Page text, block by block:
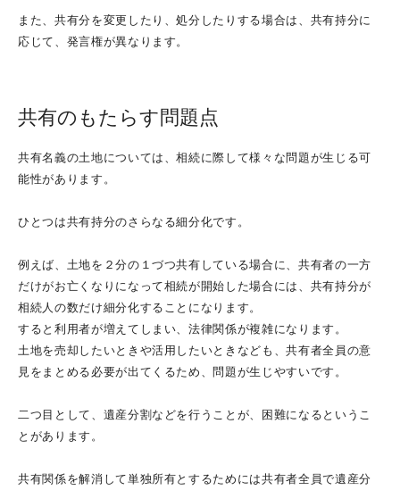
会社・法人に関する登記
不動産に関わる税金
取扱業務
不動産に関する登記費用
相続手続一括サポート
遺言作成費用
その他の費用
相続の豆知識～基礎編～
また、共有分を変更したり、処分したりする場合は、共有持分に
応じて、発言権が異なります。
共有のもたらす問題点
共有名義の土地については、相続に際して様々な問題が生じる可
能性があります。
ひとつは共有持分のさらなる細分化です。
例えば、土地を２分の１づつ共有している場合に、共有者の一方
だけがお亡くなりになって相続が開始した場合には、共有持分が
相続人の数だけ細分化することになります。
すると利用者が増えてしまい、法律関係が複雑になります。
土地を売却したいときや活用したいときなども、共有者全員の意
見をまとめる必要が出てくるため、問題が生じやすいです。
二つ目として、遺産分割などを行うことが、困難になるというこ
とがあります。
共有関係を解消して単独所有とするためには共有者全員で遺産分